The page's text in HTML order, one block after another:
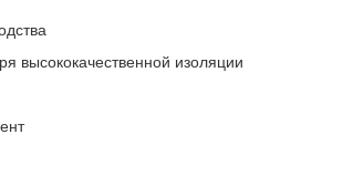
высококачественной изоляции